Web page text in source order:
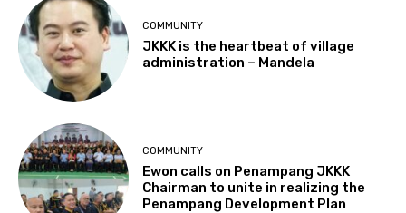
COMMUNITY
JKKK is the heartbeat of village
administration – Mandela
COMMUNITY
Ewon calls on Penampang JKKK
Chairman to unite in realizing the
Penampang Development Plan